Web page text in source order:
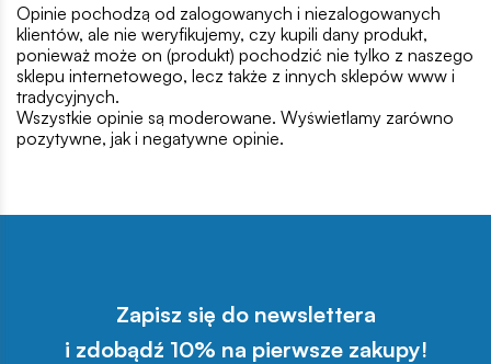
Opinie pochodzą od zalogowanych i niezalogowanych
klientów, ale nie weryfikujemy, czy kupili dany produkt,
ponieważ może on (produkt) pochodzić nie tylko z naszego
sklepu internetowego, lecz także z innych sklepów www i
tradycyjnych.
Wszystkie opinie są moderowane. Wyświetlamy zarówno
pozytywne, jak i negatywne opinie.
Zapisz się do newslettera
i zdobądź 10% na pierwsze zakupy!